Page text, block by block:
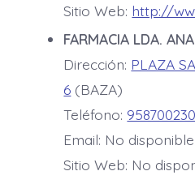
Sitio Web: http://
FARMACIA LDA.
Dirección: PLAZA
6 (BAZA)
Teléfono: 958700230
Email: No disponible
Sitio Web: No